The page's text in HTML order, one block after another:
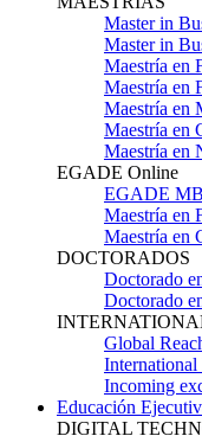
Master in
Master in
Maestría en
Maestría en
Maestría en
Maestría en
Maestría en
EGADE Online
EGADE
Maestría en
Maestría en
DOCTORADOS
Doctorado
Doctorado
Global
International
Incoming
Educación
DIGITAL